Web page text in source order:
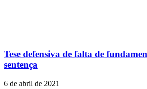
Tese defensiva de falta de
sentença
6 de abril de 2021